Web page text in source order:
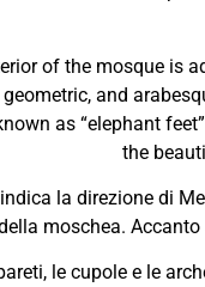
of the mosque is
and
as “elephant
the
la direzione di
moschea.
le cupole e le